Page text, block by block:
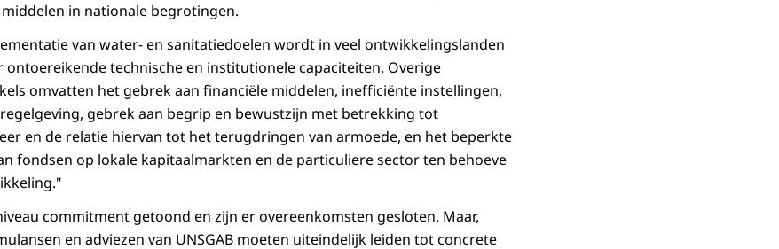
in nationale begrotingen.
van water- en sanitatiedoelen wordt in veel ontwikkelingslanden
technische en institutionele capaciteiten. Overige
omvatten het gebrek aan financiële middelen, inefficiënte instellingen,
gebrek aan begrip en bewustzijn met betrekking tot
en de relatie hiervan tot het terugdringen van armoede, en het beperkte
fondsen op lokale kapitaalmarkten en de particuliere sector ten behoeve
commitment getoond en zijn er overeenkomsten gesloten. Maar,
en adviezen van UNSGAB moeten uiteindelijk leiden tot concrete